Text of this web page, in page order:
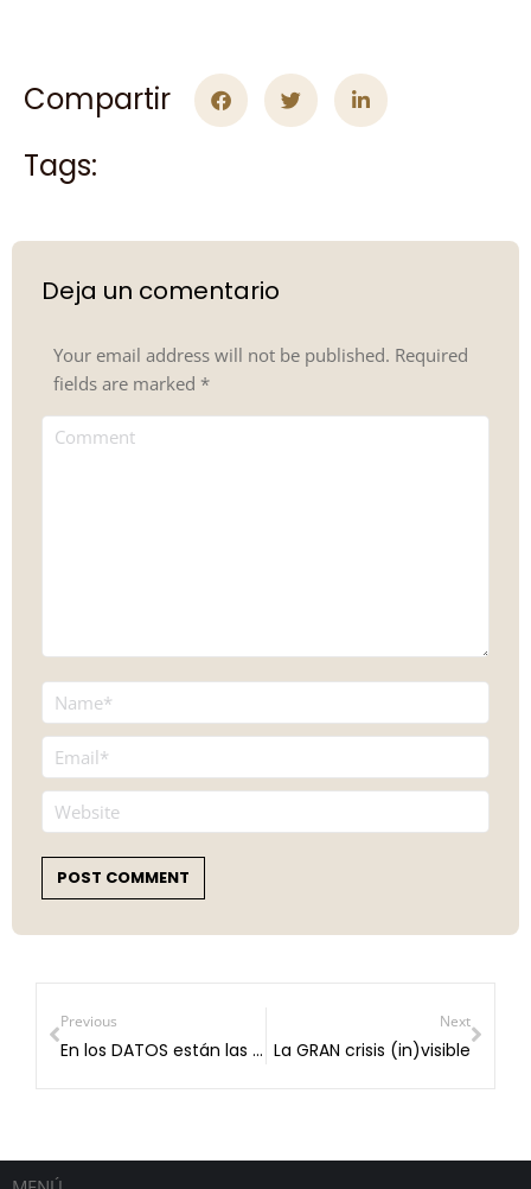
Compartir
Tags:
Deja un comentario
Your email address will not be published. Required
fields are marked *
Comment
Name *
Email *
Website
POST COMMENT
Previous
En los DATOS están las respuestas.
Next
La GRAN crisis (in)visible